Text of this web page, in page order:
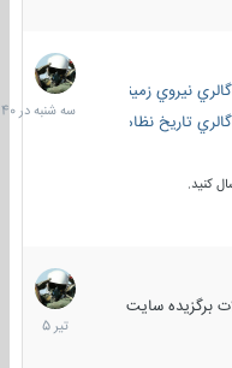
نيروي زميني
تاریخ نظامی
سه
شنبه
در
سایت
16
تیر
1405